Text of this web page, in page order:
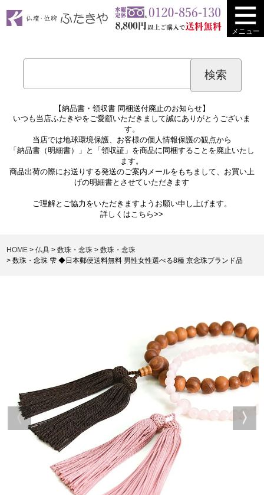
メニュー
【納品書・領収書 同梱送付廃止のお知らせ】
いつも当店ふたきやをご愛顧いただきまして誠にありがとうございま
す。
当店では地球環境保護、お客様の個人情報保護の観点から
「納品書（明細書）」と「領収証」を商品に同梱することを廃止いたし
ます。
商品出荷の際にお送りする発送のご案内メールをもちまして、お買い上
げの明細書とさせていただきます
ご理解とご協力をいただきますようお願い申し上げます。
詳しくはこちら>>
HOME 仏具 数珠・念珠
数珠・念珠
数珠・念珠 雫 ◆日本郵便送料無料 男性女性選べる8種 京念珠ブランド品